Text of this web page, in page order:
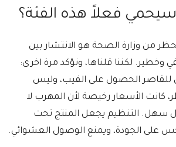
سيحمي فعلاً هذه الفئة؟
من وزارة الصحة هو الانتشار بين
وخطير. ⁠لكننا قلناها، ونؤكد مرة اخرى:
الحصول على الفيب، وليس
كانت الأسعار رخيصة لأن المهرب لا
سهل. ⁠التنظيم يجعل المنتج تحت
على الجودة، ويمنع الوصول العشوائي.